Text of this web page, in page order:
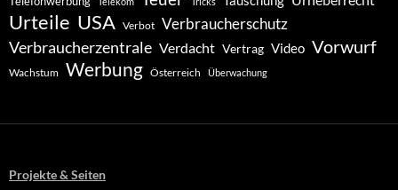
Urteile USA Verbot Verbraucherschutz
Verbraucherzentrale Verdacht Vertrag Video Vorwurf
Wachstum Werbung Österreich Überwachung
Projekte & Seiten